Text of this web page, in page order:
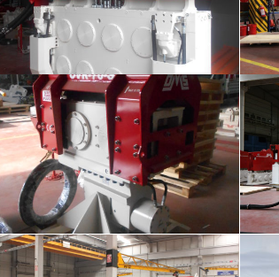
SVR 120 NF
SVR • Vibro Çakıcı • Vince Asılı
SVR
ÖVR 70 S
Ekskavatöre Monteli • ÖVR • Vibro Çakıcı •
Vibro Hammer
SVR